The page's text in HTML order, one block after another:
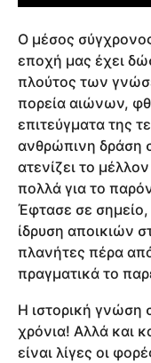
Ο μέσος
εποχή μας έχει
πλούτος των
πορεία αιώνων,
επιτεύγματα της
ανθρώπινη δράση
ατενίζει το
πολλά για το
Έφτασε σε σημείο,
ίδρυση αποικιών
πλανήτες πέρα
πραγματικά το
Η ιστορική γνώση
χρόνια! Αλλά και
είναι λίγες οι